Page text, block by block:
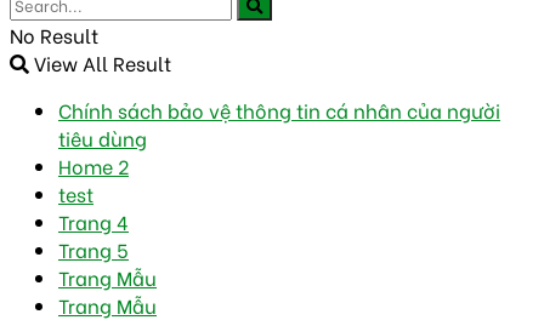
No Result
View All Result
Chính sách bảo vệ thông tin cá nhân của người
tiêu dùng
Home 2
test
Trang 4
Trang 5
Trang Mẫu
Trang Mẫu